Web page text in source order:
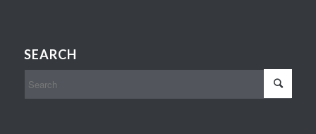
SEARCH